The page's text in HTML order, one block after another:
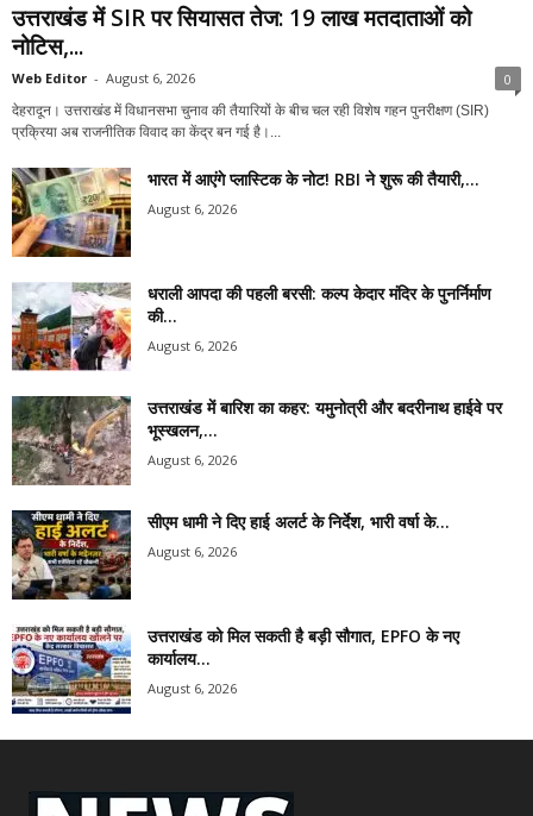
उत्तराखंड में SIR पर सियासत तेज: 19 लाख मतदाताओं को
नोटिस,...
Web Editor - August 6, 2026 0
देहरादून। उत्तराखंड में विधानसभा चुनाव की तैयारियों के बीच चल रही विशेष गहन पुनरीक्षण (SIR)
प्रक्रिया अब राजनीतिक विवाद का केंद्र बन गई है।...
भारत में आएंगे प्लास्टिक के नोट! RBI ने शुरू की तैयारी,...
August 6, 2026
धराली आपदा की पहली बरसी: कल्प केदार मंदिर के पुनर्निर्माण
की...
August 6, 2026
उत्तराखंड में बारिश का कहर: यमुनोत्री और बदरीनाथ हाईवे पर
भूस्खलन,...
August 6, 2026
सीएम धामी ने दिए हाई अलर्ट के निर्देश, भारी वर्षा के...
August 6, 2026
उत्तराखंड को मिल सकती है बड़ी सौगात, EPFO के नए
कार्यालय...
August 6, 2026